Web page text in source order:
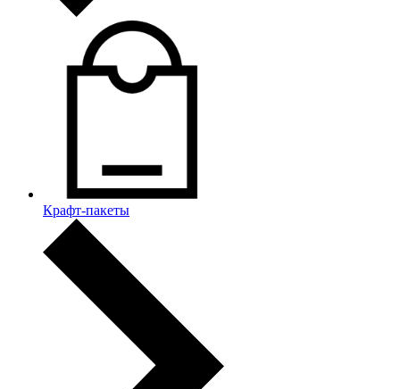
Крафт-пакеты